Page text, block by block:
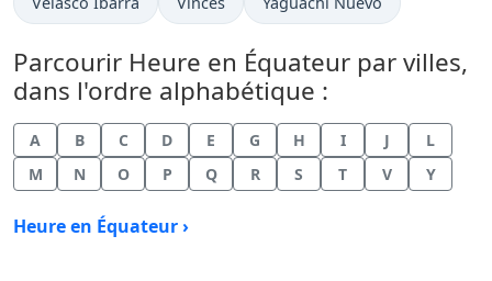
Parcourir Heure en Équateur par villes,
dans l'ordre alphabétique :
A B C D E G H I J
L
M
N O P Q R S T V Y
Heure en Équateur ›